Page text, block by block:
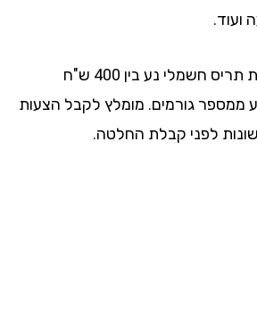
לסיכום, מחיר התקנת תריס חשמלי נע בין 400 ש"ח
ממספר גורמים. מומלץ לקבל הצעות
לפני קבלת החלטה.